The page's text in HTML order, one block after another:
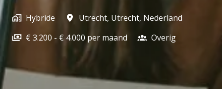
Hybride Utrecht, Utrecht, Nederland
€ 3.200 - € 4.000 per maand
Overig